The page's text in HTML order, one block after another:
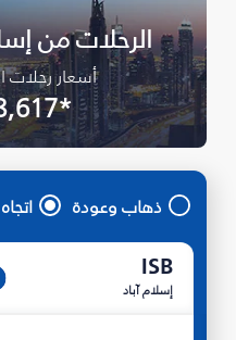
الرحلات من
أسعار رحلات
*PKR 298,617
ذهاب وعودة
ISB
إسلام آباد